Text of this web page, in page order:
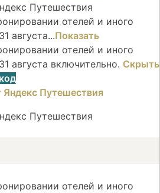
Путешествия
отелей и иного
августа...Показать
отелей и иного
августа включительно. Скрыть
Путешествия
отелей и иного